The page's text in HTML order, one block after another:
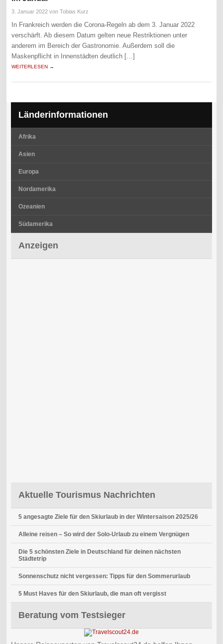
3. Januar 2022 von Tobias Kurz
In Frankreich werden die Corona-Regeln ab dem 3. Januar 2022
verschärft. Ab diesem Datum gelten neue Restriktionen unter
anderem im Bereich der Gastronomie. Außerdem soll die
Maskenpflicht in Innenstädten deutlich […]
WEITERLESEN →
Länderinformationen
Afrika
Asien
Europa
Nordamerika
Ozeanien
Südamerika
Anzeigen
Aktuelle Tourismus Nachrichten
5 angesagte Ziele für den Skiurlaub in der Wintersaison 2025/26
Alleine reisen – So wird der Solo-Urlaub zu einem Vergnügen
Die 5 schönsten Ziele in Deutschland für deinen nächsten
Städtetrip
Sonnenschutz nicht vergessen: Tipps für den Sommerurlaub
5 Must Haves für den Skiurlaub, die man oft vergisst
Beratung vom Testsieger